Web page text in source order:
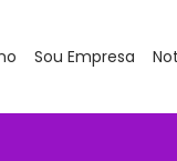
Sou Empresa